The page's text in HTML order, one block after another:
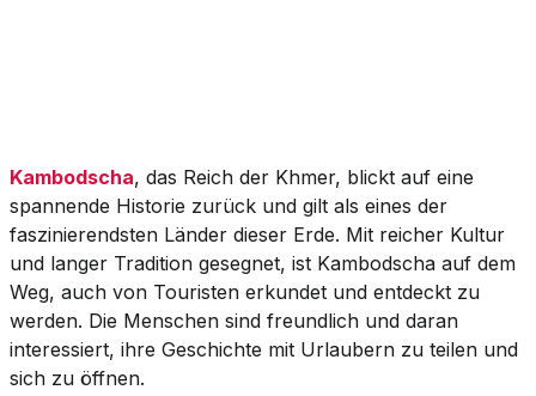
Kambodscha, das Reich der Khmer, blickt auf eine
spannende Historie zurück und gilt als eines der
faszinierendsten Länder dieser Erde. Mit reicher Kultur
und langer Tradition gesegnet, ist Kambodscha auf dem
Weg, auch von Touristen erkundet und entdeckt zu
werden. Die Menschen sind freundlich und daran
interessiert, ihre Geschichte mit Urlaubern zu teilen und
sich zu öffnen.